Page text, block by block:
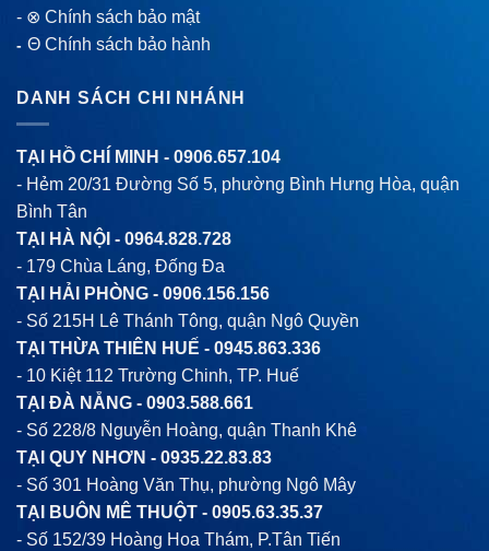
- ⊗ Chính sách bảo mật
-Θ Chính sách bảo hành
DANH SÁCH CHI NHÁNH
TẠI HỒ CHÍ MINH - 0906.657.104
- Hẻm 20/31 Đường Số 5, phường Bình Hưng Hòa, quận
Bình Tân
TẠI HÀ NỘI - 0964.828.728
- 179 Chùa Láng, Đống Đa
TẠI HẢI PHÒNG - 0906.156.156
- Số 215H Lê Thánh Tông, quận Ngô Quyền
TẠI THỪA THIÊN HUẾ - 0945.863.336
- 10 Kiệt 112 Trường Chinh, TP. Huế
TẠI ĐÀ NẴNG - 0903.588.661
- Số 228/8 Nguyễn Hoàng, quận Thanh Khê
TẠI QUY NHƠN - 0935.22.83.83
- Số 301 Hoàng Văn Thụ, phường Ngô Mây
TẠI BUÔN MÊ THUỘT - 0905.63.35.37
- Số 152/39 Hoàng Hoa Thám, P.Tân Tiến